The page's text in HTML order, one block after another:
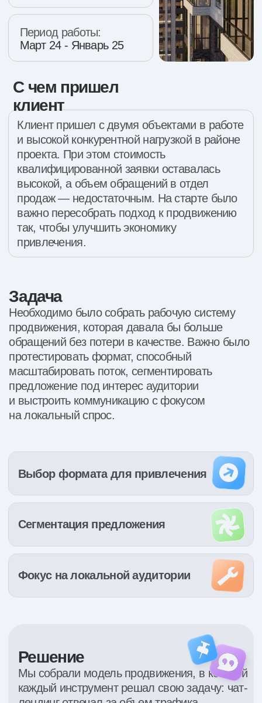
Задача
Необходимо было собрать рабочую систему
продвижения, которая давала бы больше
протестировать формат, способный
масштабировать поток, сегментировать
предложение под интерес аудитории
и выстроить коммуникацию с фокусом
на локальный спрос.
Выбор формата для привлечения
Сегментация предложения
Фокус на локальной аудитории
Решение
Мы собрали модель продвижения, в которой
каждый инструмент решал свою задачу: чат-
лендинг отвечал за объем трафика,
сегментированный лендинг — за более
точную подачу предложения, а локальный
фокус — за релевантность обращений.
За счет этого работа с заявками стала
в разы эффективнее.
Адаптировали офферы под
и особенности
Сфокусировались
на локальной аудитории
и выстроили подачу вокруг
понятных сценариев выбора
Результаты
Сегментация офферов и акцент
Краснодара.
Результаты указаны за период работы
одного месяца